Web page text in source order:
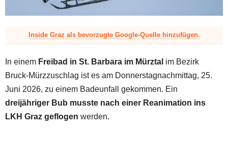
Inside Graz als bevorzugte Google-Quelle hinzufügen.
In einem Freibad in St. Barbara im Mürztal im Bezirk
Bruck-Mürzzuschlag ist es am Donnerstagnachmittag, 25.
Juni 2026, zu einem Badeunfall gekommen. Ein
dreijähriger Bub musste nach einer Reanimation ins
LKH Graz geflogen werden.